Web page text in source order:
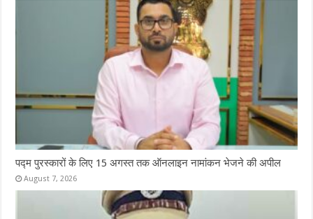
पद्म पुरस्कारों के लिए 15 अगस्त तक ऑनलाइन नामांकन भेजने की अपील
August 7, 2026